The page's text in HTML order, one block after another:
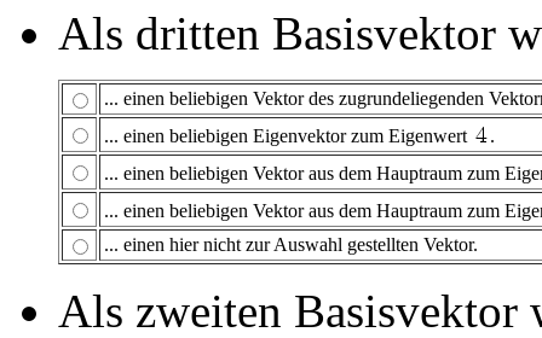
Als dritten Basisvektor
... einen beliebigen Vektor des zugrundeliegenden
... einen beliebigen Eigenvektor zum Eigenwert
.
... einen beliebigen Vektor aus dem Hauptraum zum
... einen beliebigen Vektor aus dem Hauptraum zum
... einen hier nicht zur Auswahl gestellten Vektor.
Als zweiten Basisvektor